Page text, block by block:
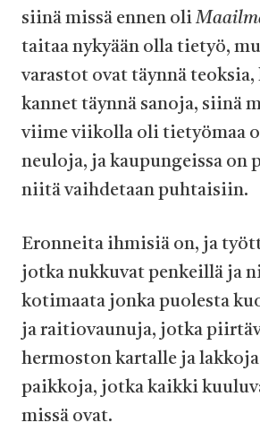
siinä missä ennen oli
taitaa nykyään olla tietyö,
varastot ovat täynnä
kannet täynnä sanoja, siinä
viime viikolla oli tietyömaa
neuloja, ja kaupungeissa on
niitä vaihdetaan puhtaisiin.
Eronneita ihmisiä on, ja
jotka nukkuvat penkeillä ja
kotimaata jonka puolesta
ja raitiovaunuja, jotka
hermoston kartalle ja
paikkoja, jotka kaikki
missä ovat.